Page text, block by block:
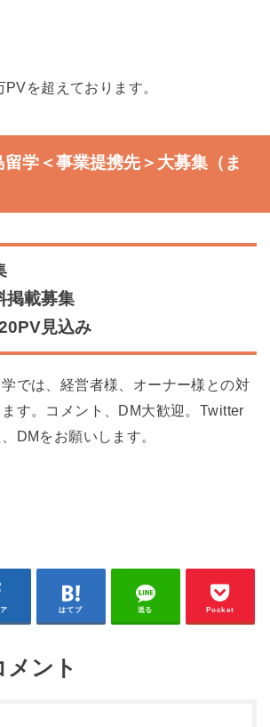
を超えております。
学＜事業提携先＞大募集（ま
掲載募集
見込み
では、経営者様、オーナー様との対
す。コメント、DM大歓迎。Twitter
DMをお願いします。
はてブ 送る Pocket
ント